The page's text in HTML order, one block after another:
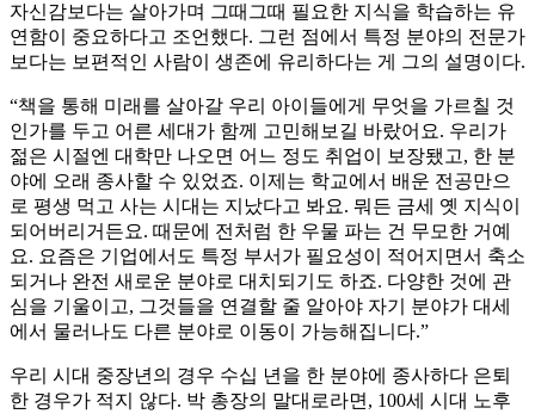
자신감보다는 살아가며 그때그때 필요한 지식을 학습하는 유
연함이 중요하다고 조언했다. 그런 점에서 특정 분야의 전문가
보다는 보편적인 사람이 생존에 유리하다는 게 그의 설명이다.
“책을 통해 미래를 살아갈 우리 아이들에게 무엇을 가르칠 것
인가를 두고 어른 세대가 함께 고민해보길 바랐어요. 우리가
젊은 시절엔 대학만 나오면 어느 정도 취업이 보장됐고, 한 분
야에 오래 종사할 수 있었죠. 이제는 학교에서 배운 전공만으
로 평생 먹고 사는 시대는 지났다고 봐요. 뭐든 금세 옛 지식이
되어버리거든요. 때문에 전처럼 한 우물 파는 건 무모한 거예
요. 요즘은 기업에서도 특정 부서가 필요성이 적어지면서 축소
되거나 완전 새로운 분야로 대치되기도 하죠. 다양한 것에 관
심을 기울이고, 그것들을 연결할 줄 알아야 자기 분야가 대세
에서 물러나도 다른 분야로 이동이 가능해집니다.”
우리 시대 중장년의 경우 수십 년을 한 분야에 종사하다 은퇴
한 경우가 적지 않다. 박 총장의 말대로라면, 100세 시대 노후